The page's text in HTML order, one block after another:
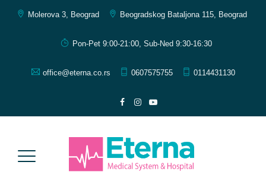
Molerova 3, Beograd Beogradskog Bataljona 115, Beograd
Pon-Pet 9:00-21:00, Sub-Ned 9:30-16:30
office@eterna.co.rs 0607575755 0114431130